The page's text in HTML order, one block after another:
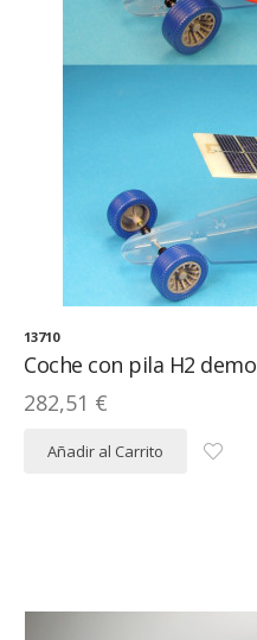
13710
Coche con pila H2 demo
282,51 €
Añadir al Carrito